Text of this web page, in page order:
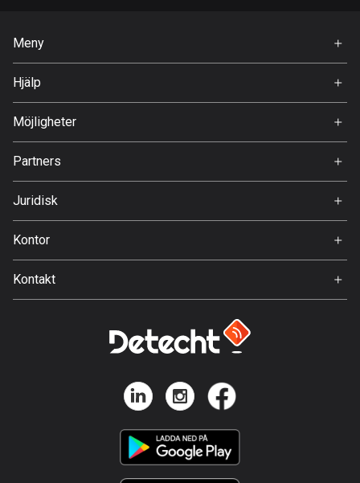
17 rutter
Bhutan
3 rutter
Botswana
7520 rutter
Bulgarien
Meny
Hem
Premium
Om Oss
Hjälp
FAQ
Möjligheter
Jobb
Partners
Svedea
Juridisk
Användarvillkor
Kontor
Gamla Almedalsvägen 19
412 63 Gothenburg
Kontakt
Support:
Affärsförfrågningar:
niklas@detecht.se